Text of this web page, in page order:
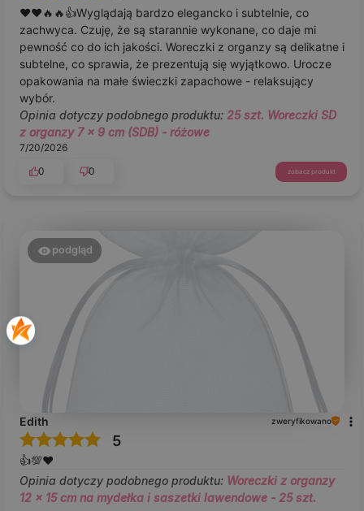
❤️❤️🔥🔥👍️Wyglądają bardzo elegancko i subtelnie, co
zachwyca. Czuję, że są starannie wykonane, co daje mi
pewność co do ich jakości. Woreczki z organzy są delikatne i
subtelne, co sprawia, że prezentują się wyjątkowo. Urocze
opakowania na małe świeczki zapachowe - relaksujący
wybór.
Opinia dotyczy podobnego produktu: 25 szt. Woreczki SD
z organzy 7 x 9 cm (SDB) - różowe
7/20/2026
0
0 zobacz produkt
podgląd
Edith zweryfikowano
5
👍️💯❤️
Opinia dotyczy podobnego produktu: Woreczki z organzy
12 x 15 cm na mydełka i saszetki lawendowe - 25 szt.